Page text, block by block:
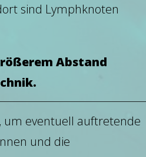
sind Lymphknoten
Abstand
, um eventuell auftretende
und die